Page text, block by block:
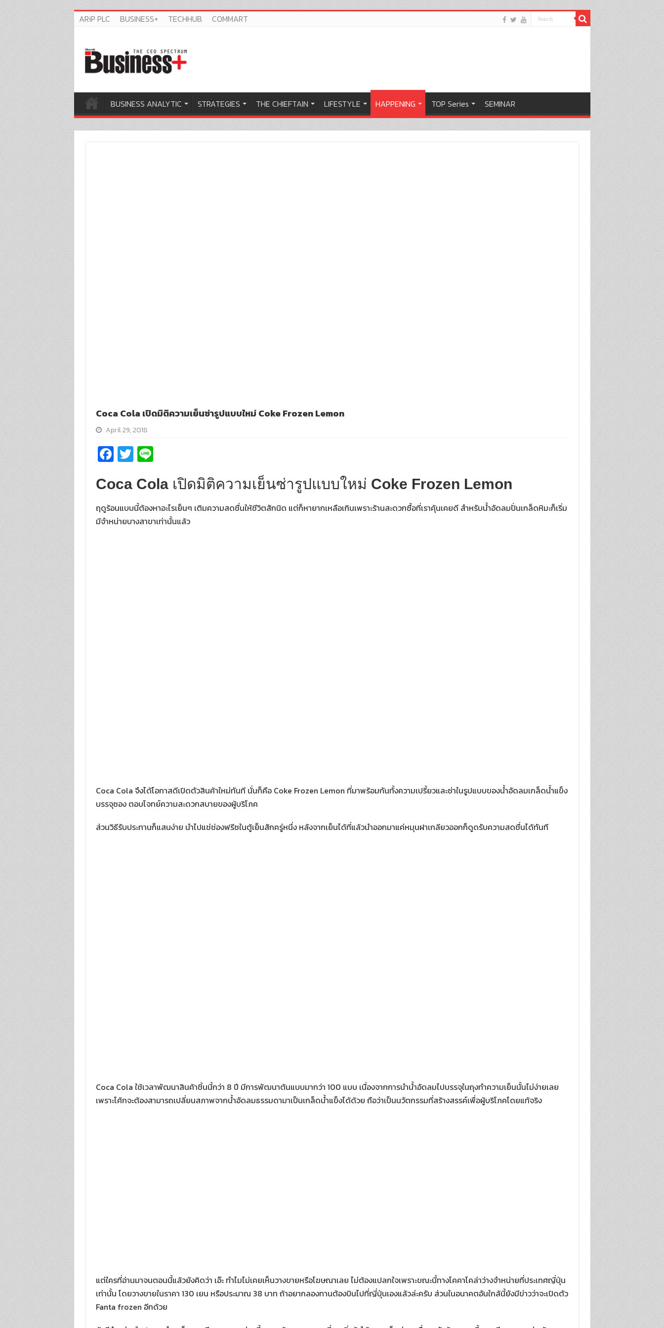
ARiP PLC BUSINESS+ TECHHUB COMMART
BUSINESS ANALYTIC STRATEGIES THE CHIEFTAIN LIFESTYLE HAPPENING TOP Series SEMINAR
Coca Cola เปิดมิติความเย็นซ่ารูปแบบใหม่ Coke Frozen Lemon
April 29, 2018
Fa
ce
b
o
o
T
wi
tt
er
Li
e
Coca Cola เปิดมิติความเย็นซ่ารูปแบบใหม่ Coke Frozen Lemon
ฤดูร้อนแบบนี้ต้องหาอะไรเย็นๆ เติมความสดชื่นให้ชีวิตสักนิด แต่ก็หายากเหลือเกินเพราะร้านสะดวกซื้อที่เราคุ้นเคยดี สำหรับน้ำอัดลมปั่นเกล็ดหิมะก็เริ่ม
มีจำหน่ายบางสาขาเท่านั้นแล้ว
Coca Cola จึงได้โอกาสดีเปิดตัวสินค้าใหม่ทันที นั่นก็คือ Coke Frozen Lemon ที่มาพร้อมกันทั้งความเปรี้ยวและซ่าในรูปแบบของน้ำอัดลมเกล็ดน้ำแข็ง
บรรจุซอง ตอบโจทย์ความสะดวกสบายของผู้บริโภค
ส่วนวิธีรับประทานก็แสนง่าย นำไปแช่ช่องฟรีซในตู้เย็นสักครู่หนึ่ง หลังจากเย็นได้ที่แล้วนำออกมาแค่หมุนฝาเกลียวออกก็ดูดรับความสดชื่นได้ทันที
Coca Cola ใช้เวลาพัฒนาสินค้าชิ้นนี้กว่า 8 ปี มีการพัฒนาต้นแบบมากว่า 100 แบบ เนื่องจากการนำน้ำอัดลมไปบรรจุในถุงทำความเย็นนั้นไม่ง่ายเลย
เพราะโค้กจะต้องสามารถเปลี่ยนสภาพจากน้ำอัดลมธรรมดามาเป็นเกล็ดน้ำแข็งได้ด้วย ถือว่าเป็นนวัตกรรมที่สร้างสรรค์เพื่อผู้บริโภคโดยแท้จริง
แต่ใครที่อ่านมาจนตอนนี้แล้วยังคิดว่า เอ๊ะ ทำไมไม่เคยเห็นวางขายหรือโฆษณาเลย ไม่ต้องแปลกใจเพราะขณะนี้ทางโคคาโคล่าว่างจำหน่ายที่ประเทศญี่ปุ่น
เท่านั้น โดยวางขายในราคา 130 เยน หรือประมาณ 38 บาท ถ้าอยากลองทานต้องบินไปที่ญี่ปุ่นเองแล้วล่ะครับ ส่วนในอนาคตอันใกล้นี้ยังมีข่าวว่าจะเปิดตัว
Fanta frozen อีกด้วย